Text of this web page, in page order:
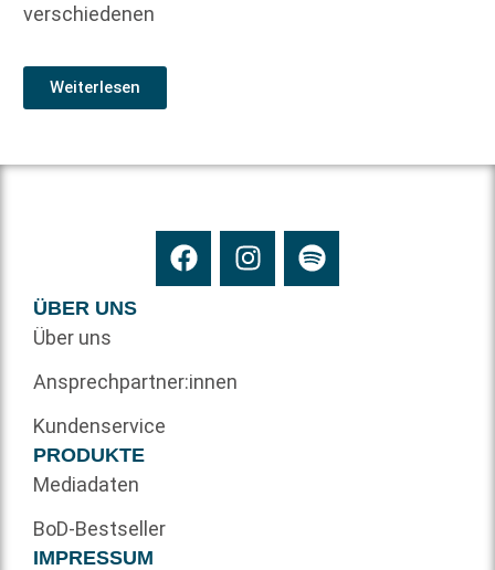
verschiedenen
Weiterlesen
ÜBER UNS
Über uns
Ansprechpartner:innen
Kundenservice
PRODUKTE
Mediadaten
BoD-Bestseller
IMPRESSUM